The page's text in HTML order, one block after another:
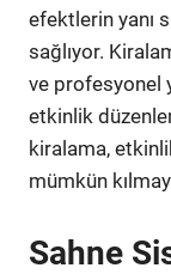
efektlerin yanı
sağlıyor.
ve profesyonel
etkinlik
kiralama,
mümkün
Sahne